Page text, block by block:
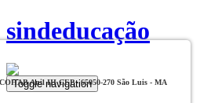
sindeducação
Toggle navigation
COHAB Anil III CEP - 65050-270 São Luis - MA